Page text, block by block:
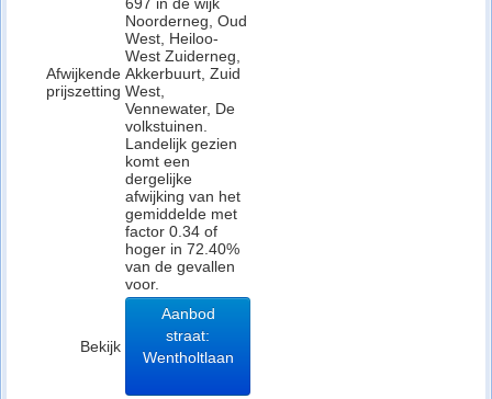
Afwijkende
prijszetting
Noorderneg, Oud
West, Heiloo-
West Zuiderneg,
Akkerbuurt, Zuid
West,
Vennewater, De
volkstuinen.
Landelijk gezien
komt een
dergelijke
afwijking van het
gemiddelde met
factor 0.34 of
hoger in 72.40%
van de gevallen
voor.
Bekijk
Aanbod
straat:
Wentholtlaan